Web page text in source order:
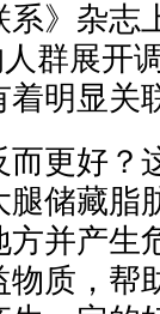
》杂志
群展开
着明显关
更好？
储藏脂
并产生
质，帮